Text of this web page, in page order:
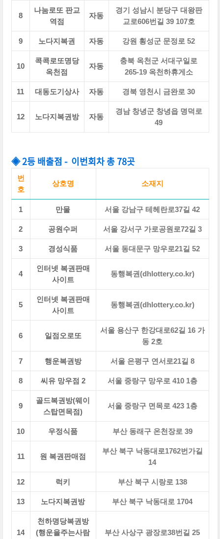
8
나눔로또 판교
역점
자동
경기 성남시 분당구 대왕판
교로606번길 39 107호
9 노다지복권 자동 강원 횡성군 문정로 52
10
콕콕로또명당
옥천점
자동
충북 옥천군 서대구일로
265-19 옥천하휴게소
11 대동도기상사 자동 경북 영천시 금완로 30
12 노다지복권방 자동
경남 창녕군 창녕읍 명덕로
49
◈ 2등 배출점 - 이번회차 총 78곳
번
호
상호명 소재지
1 만물 서울 강남구 테헤란로37길 42
2 공원수퍼 서울 강서구 가로공원로72길 3
3 경성식품 서울 동대문구 망우로21길 52
4
인터넷 복권판매
사이트
동행복권(dhlottery.co.kr)
5
인터넷 복권판매
사이트
동행복권(dhlottery.co.kr)
6 일점오로또
서울 용산구 한강대로62길 16 가
동 2호
7 행운복권방 서울 은평구 연서로21길 8
8 씨유 망우점 2 서울 중랑구 망우로 410 1층
9
골드복권방(웨이
스탑면목점)
서울 중랑구 면목로 423 1층
10 우정식품 부산 동래구 온천장로 39
11 원 복권판매점
부산 북구 낙동대로1762번가길
14
12 럭키 부산 북구 시랑로 138
13 노다지복권방 부산 북구 낙동대로 1704
14
천하명당복권방
(행운을주는사람
부산 사상구 광장로38번길 25